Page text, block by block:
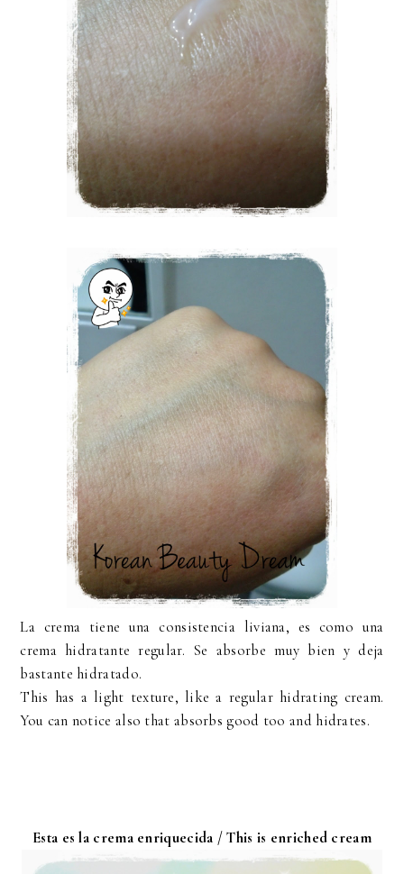
La crema tiene una consistencia liviana, es como una
crema hidratante regular. Se absorbe muy bien y deja
bastante hidratado.
This has a light texture, like a regular hidrating cream.
You can notice also that absorbs good too and hidrates.
Esta es la crema enriquecida / This is enriched cream